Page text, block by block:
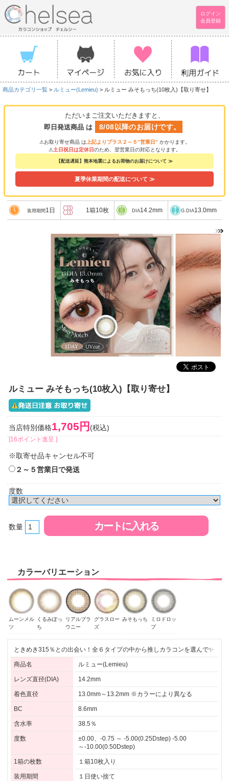
ログイン
会員登録
商品カテゴリ一覧 > ルミュー(Lemieu) > ルミュー みそもっち(10枚入)【取り寄せ】
ただいまご注文いただきますと、
即日発送商品 は
8/08以降のお届けです。
⚠お取り寄せ商品 は 上記よりプラス２～５”営業日” かかります。
⚠土日祝日は定休日のため、翌営業日の対応となります。
【配送遅延】熊本地震によるお荷物のお届けについて ≫
夏季休業期間の配送について ≫
装用期間 1日 1箱10枚 DIA14.2mm G.DIA13.0mm
ルミュー みそもっち(10枚入)【取り寄せ】
当店特別価格1,705円 (税込)
[16ポイント進呈 ]
※取寄せ品キャンセル不可
２～５営業日で発送
度数
数量
カラーバリエーション
ムーンメル
ツ
くるみぽっ
ち
リアルブラ
ウニー
グラスロー
ズ
みそもっち ミロドロッ
プ
ときめき315％との出会い！全６タイプの中から推しカラコンを選んで✨
商品名 ルミュー(Lemieu)
レンズ直径(DIA) 14.2mm
着色直径 13.0mm～13.2mm ※カラーにより異なる
BC 8.6mm
含水率 38.5％
度数
±0.00、-0.75 ～ -5.00(0.25Dstep) -5.00
～-10.00(0.50Dstep)
1箱の枚数 １箱10枚入り
装用期間 １日使い捨て